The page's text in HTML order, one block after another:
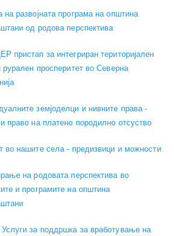
на развојната програма на општина
од родова перспектива
пристап за интегриран територијален
рурален просперитет во Северна
земјоделци и нивните права -
право на платено породилно отсуство
во нашите села - предизвици и можности
на родовата перспектива во
и програмите на општина
за поддршка за вработување на